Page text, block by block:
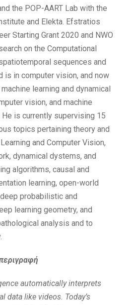
the POP-AART Lab with the
and Elekta. Efstratios
Starting Grant 2020 and NWO
on the Computational
sequences and
is in computer vision, and now
learning and dynamical
vision, and machine
is currently supervising 15
topics pertaining theory and
and Computer Vision,
dynamical dystems, and
algorithms, causal and
learning, open-world
probabilistic and
learning geometry, and
analysis and to
automatically interprets
data like videos. Today’s